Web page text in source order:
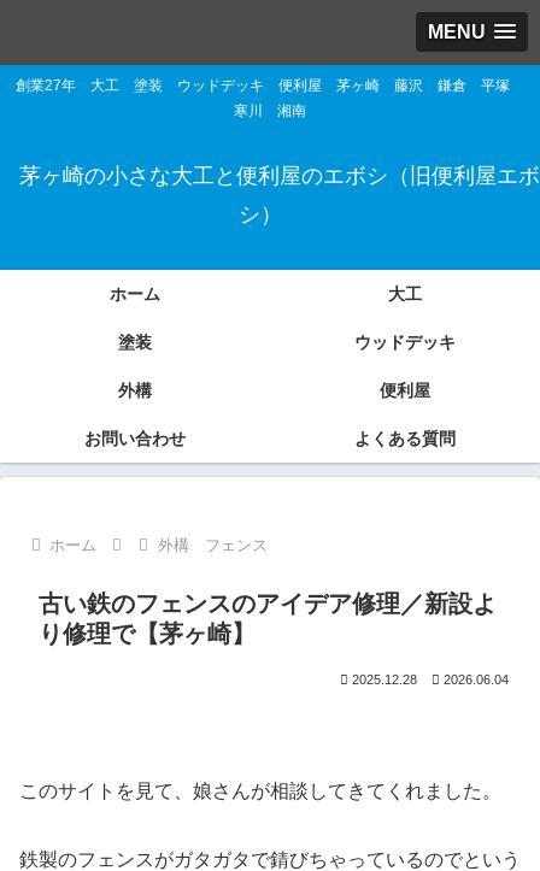
MENU
創業27年 大工 塗装 ウッドデッキ 便利屋 茅ヶ崎 藤沢 鎌倉 平塚
寒川 湘南
茅ヶ崎の小さな大工と便利屋のエボシ（旧便利屋エボ
シ）
ホーム 大工
塗装 ウッドデッキ
外構 便利屋
お問い合わせ よくある質問
ホーム 外構 フェンス
古い鉄のフェンスのアイデア修理／新設よ
り修理で【茅ヶ崎】
2025.12.28 2026.06.04
このサイトを見て、娘さんが相談してきてくれました。
鉄製のフェンスがガタガタで錆びちゃっているのでという